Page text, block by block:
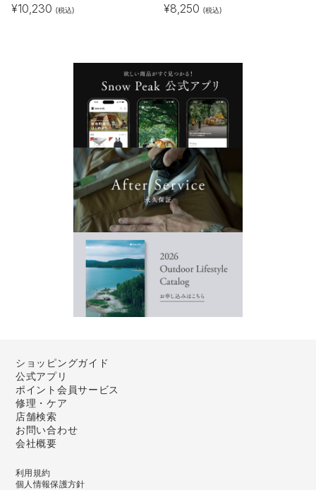
¥10,230 (税込) ¥8,250 (税込)
ショッピングガイド
公式アプリ
ポイント会員サービス
修理・ケア
店舗検索
お問い合わせ
会社概要
利用規約
個人情報保護方針